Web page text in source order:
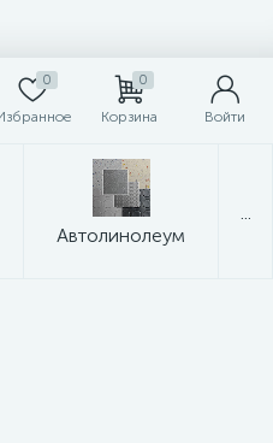
0 0
Корзина Войти
Автолинолеум